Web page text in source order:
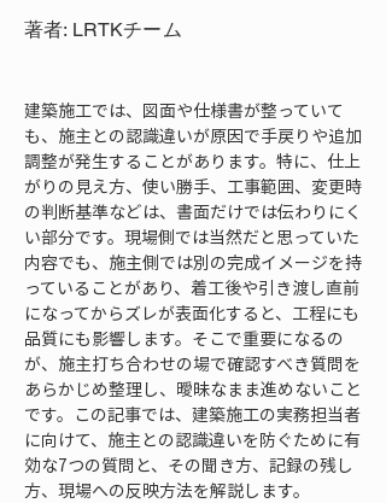
著者: LRTKチーム
建築施工では、図面や仕様書が整っていて
も、施主との認識違いが原因で手戻りや追加
調整が発生することがあります。特に、仕上
がりの見え方、使い勝手、工事範囲、変更時
の判断基準などは、書面だけでは伝わりにく
い部分です。現場側では当然だと思っていた
内容でも、施主側では別の完成イメージを持
っていることがあり、着工後や引き渡し直前
になってからズレが表面化すると、工程にも
品質にも影響します。そこで重要になるの
が、施主打ち合わせの場で確認すべき質問を
あらかじめ整理し、曖昧なまま進めないこと
です。この記事では、建築施工の実務担当者
に向けて、施主との認識違いを防ぐために有
効な7つの質問と、その聞き方、記録の残し
方、現場への反映方法を解説します。